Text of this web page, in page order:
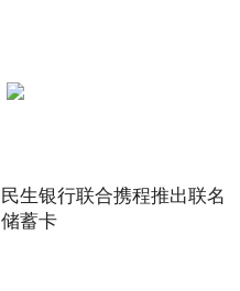
民生银行联合携程推出联名
储蓄卡